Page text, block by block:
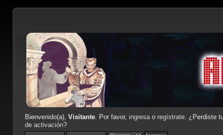
Bienvenido(a), Visitante. Por favor, ingresao regístrate. ¿Perdiste
de activación?